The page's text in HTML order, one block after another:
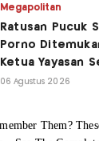
Megapolitan
Ratusan Pucuk
Porno
Ketua Yayasan
06 Agustus 2026